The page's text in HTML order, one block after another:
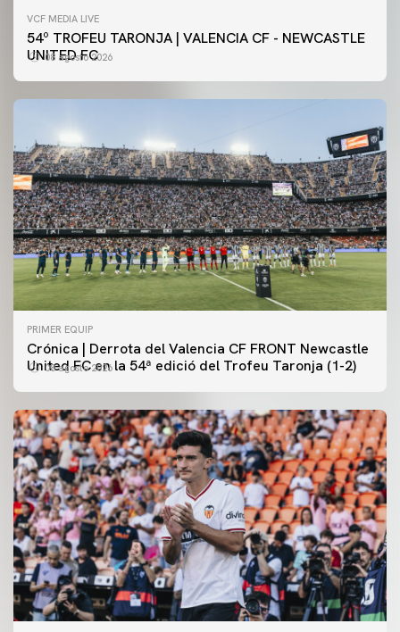
VCF MEDIA LIVE
54º TROFEU TARONJA | VALENCIA CF - NEWCASTLE
UNITED FC
08 agosto 2026
PRIMER EQUIP
Crónica | Derrota del Valencia CF FRONT Newcastle
United FC en la 54ª edició del Trofeu Taronja (1-2)
08 agosto 2026